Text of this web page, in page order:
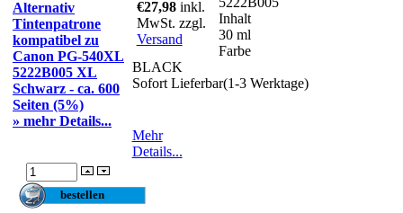
Alternativ
Tintenpatrone
kompatibel zu
Canon PG-540XL
5222B005 XL
Schwarz - ca. 600
Seiten (5%)
» mehr Details...
€27,98 inkl.
MwSt. zzgl.
Versand
Inhalt
30 ml
Farbe
BLACK
Sofort Lieferbar(1-3 Werktage)
Mehr
Details...